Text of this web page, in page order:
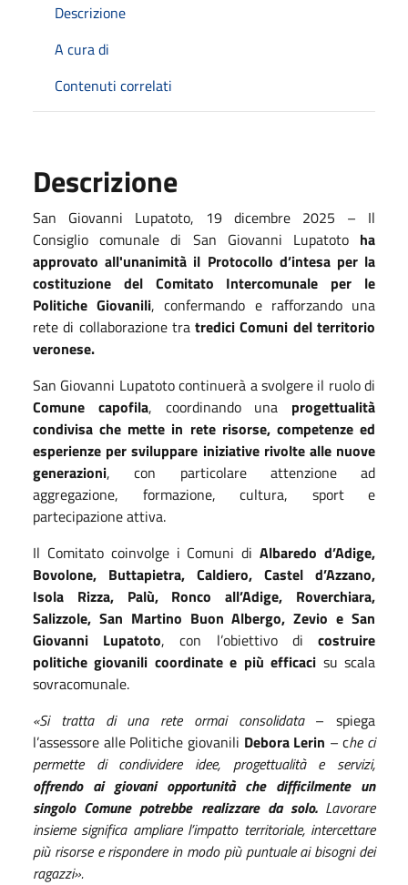
Descrizione
A cura di
Contenuti correlati
Descrizione
San Giovanni Lupatoto, 19 dicembre 2025 – Il
Consiglio comunale di San Giovanni Lupatoto ha
approvato all'unanimità il Protocollo d’intesa per la
costituzione del Comitato Intercomunale per le
Politiche Giovanili, confermando e rafforzando una
rete di collaborazione tratredici Comuni del territorio
veronese.
San Giovanni Lupatoto continuerà a svolgere il ruolo di
Comune capofila, coordinando una progettualità
condivisa che mette in rete risorse, competenze ed
esperienze per sviluppare iniziative rivolte alle nuove
generazioni, con particolare attenzione ad
aggregazione, formazione, cultura, sport e
partecipazione attiva.
Il Comitato coinvolge i Comuni diAlbaredo d’Adige,
Bovolone, Buttapietra, Caldiero, Castel d’Azzano,
Isola Rizza, Palù, Ronco all’Adige, Roverchiara,
Salizzole, San Martino Buon Albergo, Zevio e San
Giovanni Lupatoto, con l’obiettivo dicostruire
politiche giovanili coordinate e più efficaci su scala
sovracomunale.
«Si tratta di una rete ormai consolidata – spiega
l’assessore alle Politiche giovanili Debora Lerin – che ci
permette di condividere idee, progettualità e servizi,
offrendo ai giovani opportunità che difficilmente un
singolo Comune potrebbe realizzare da solo.Lavorare
insieme significa ampliare l’impatto territoriale, intercettare
più risorse e rispondere in modo più puntuale ai bisogni dei
ragazzi».